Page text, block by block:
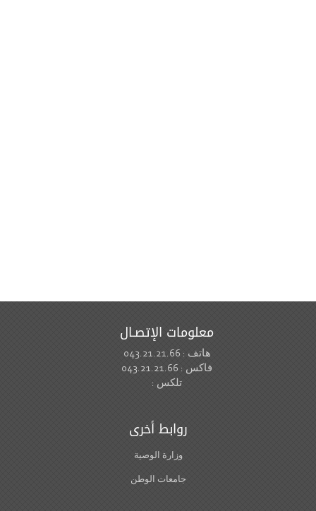
معلومات الإتصـال
هاتف : 043.21.21.66
فاكس : 043.21.21.66
تلكس :
روابط أخرى
وزارة الوصية
جامعات الوطن